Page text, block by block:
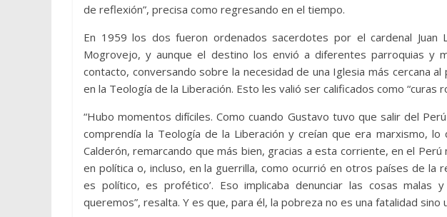
de reflexión”, precisa como regresando en el tiempo.
En 1959 los dos fueron ordenados sacerdotes por el cardenal Juan
Mogrovejo, y aunque el destino los envió a diferentes parroquias y
contacto, conversando sobre la necesidad de una Iglesia más cercana
en la Teología de la Liberación. Esto les valió ser calificados como “curas
“Hubo momentos difíciles. Como cuando Gustavo tuvo que salir del
comprendía la Teología de la Liberación y creían que era marxismo, lo
Calderón, remarcando que más bien, gracias a esta corriente, en el
en política o, incluso, en la guerrilla, como ocurrió en otros países de la
es político, es profético’. Eso implicaba denunciar las cosas malas
queremos”, resalta. Y es que, para él, la pobreza no es una fatalidad sino